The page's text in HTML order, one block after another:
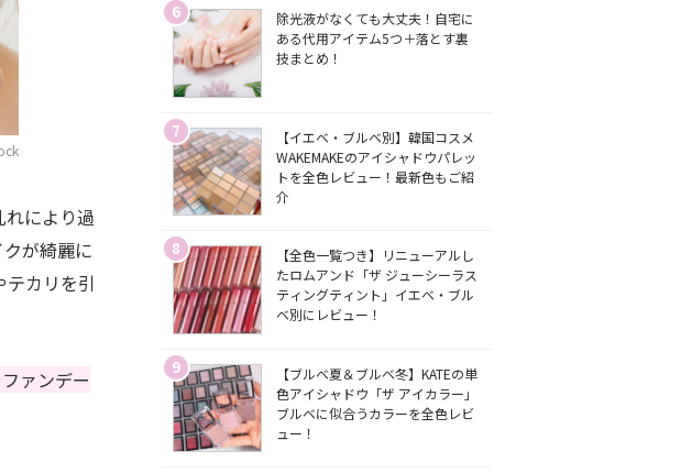
により過
が綺麗に
カリを引
ァンデー
6
除光液がなくても大丈夫！自宅に
ある代用アイテム5つ＋落とす裏
技まとめ！
7
【イエベ・ブルベ別】韓国コスメ
WAKEMAKEのアイシャドウパレッ
トを全色レビュー！最新色もご紹
介
8
【全色一覧つき】リニューアルし
たロムアンド「ザ ジューシーラス
ティングティント」イエベ・ブル
ベ別にレビュー！
9
【ブルベ夏＆ブルベ冬】KATEの単
色アイシャドウ「ザ アイカラー」
ブルベに似合うカラーを全色レビ
ュー！